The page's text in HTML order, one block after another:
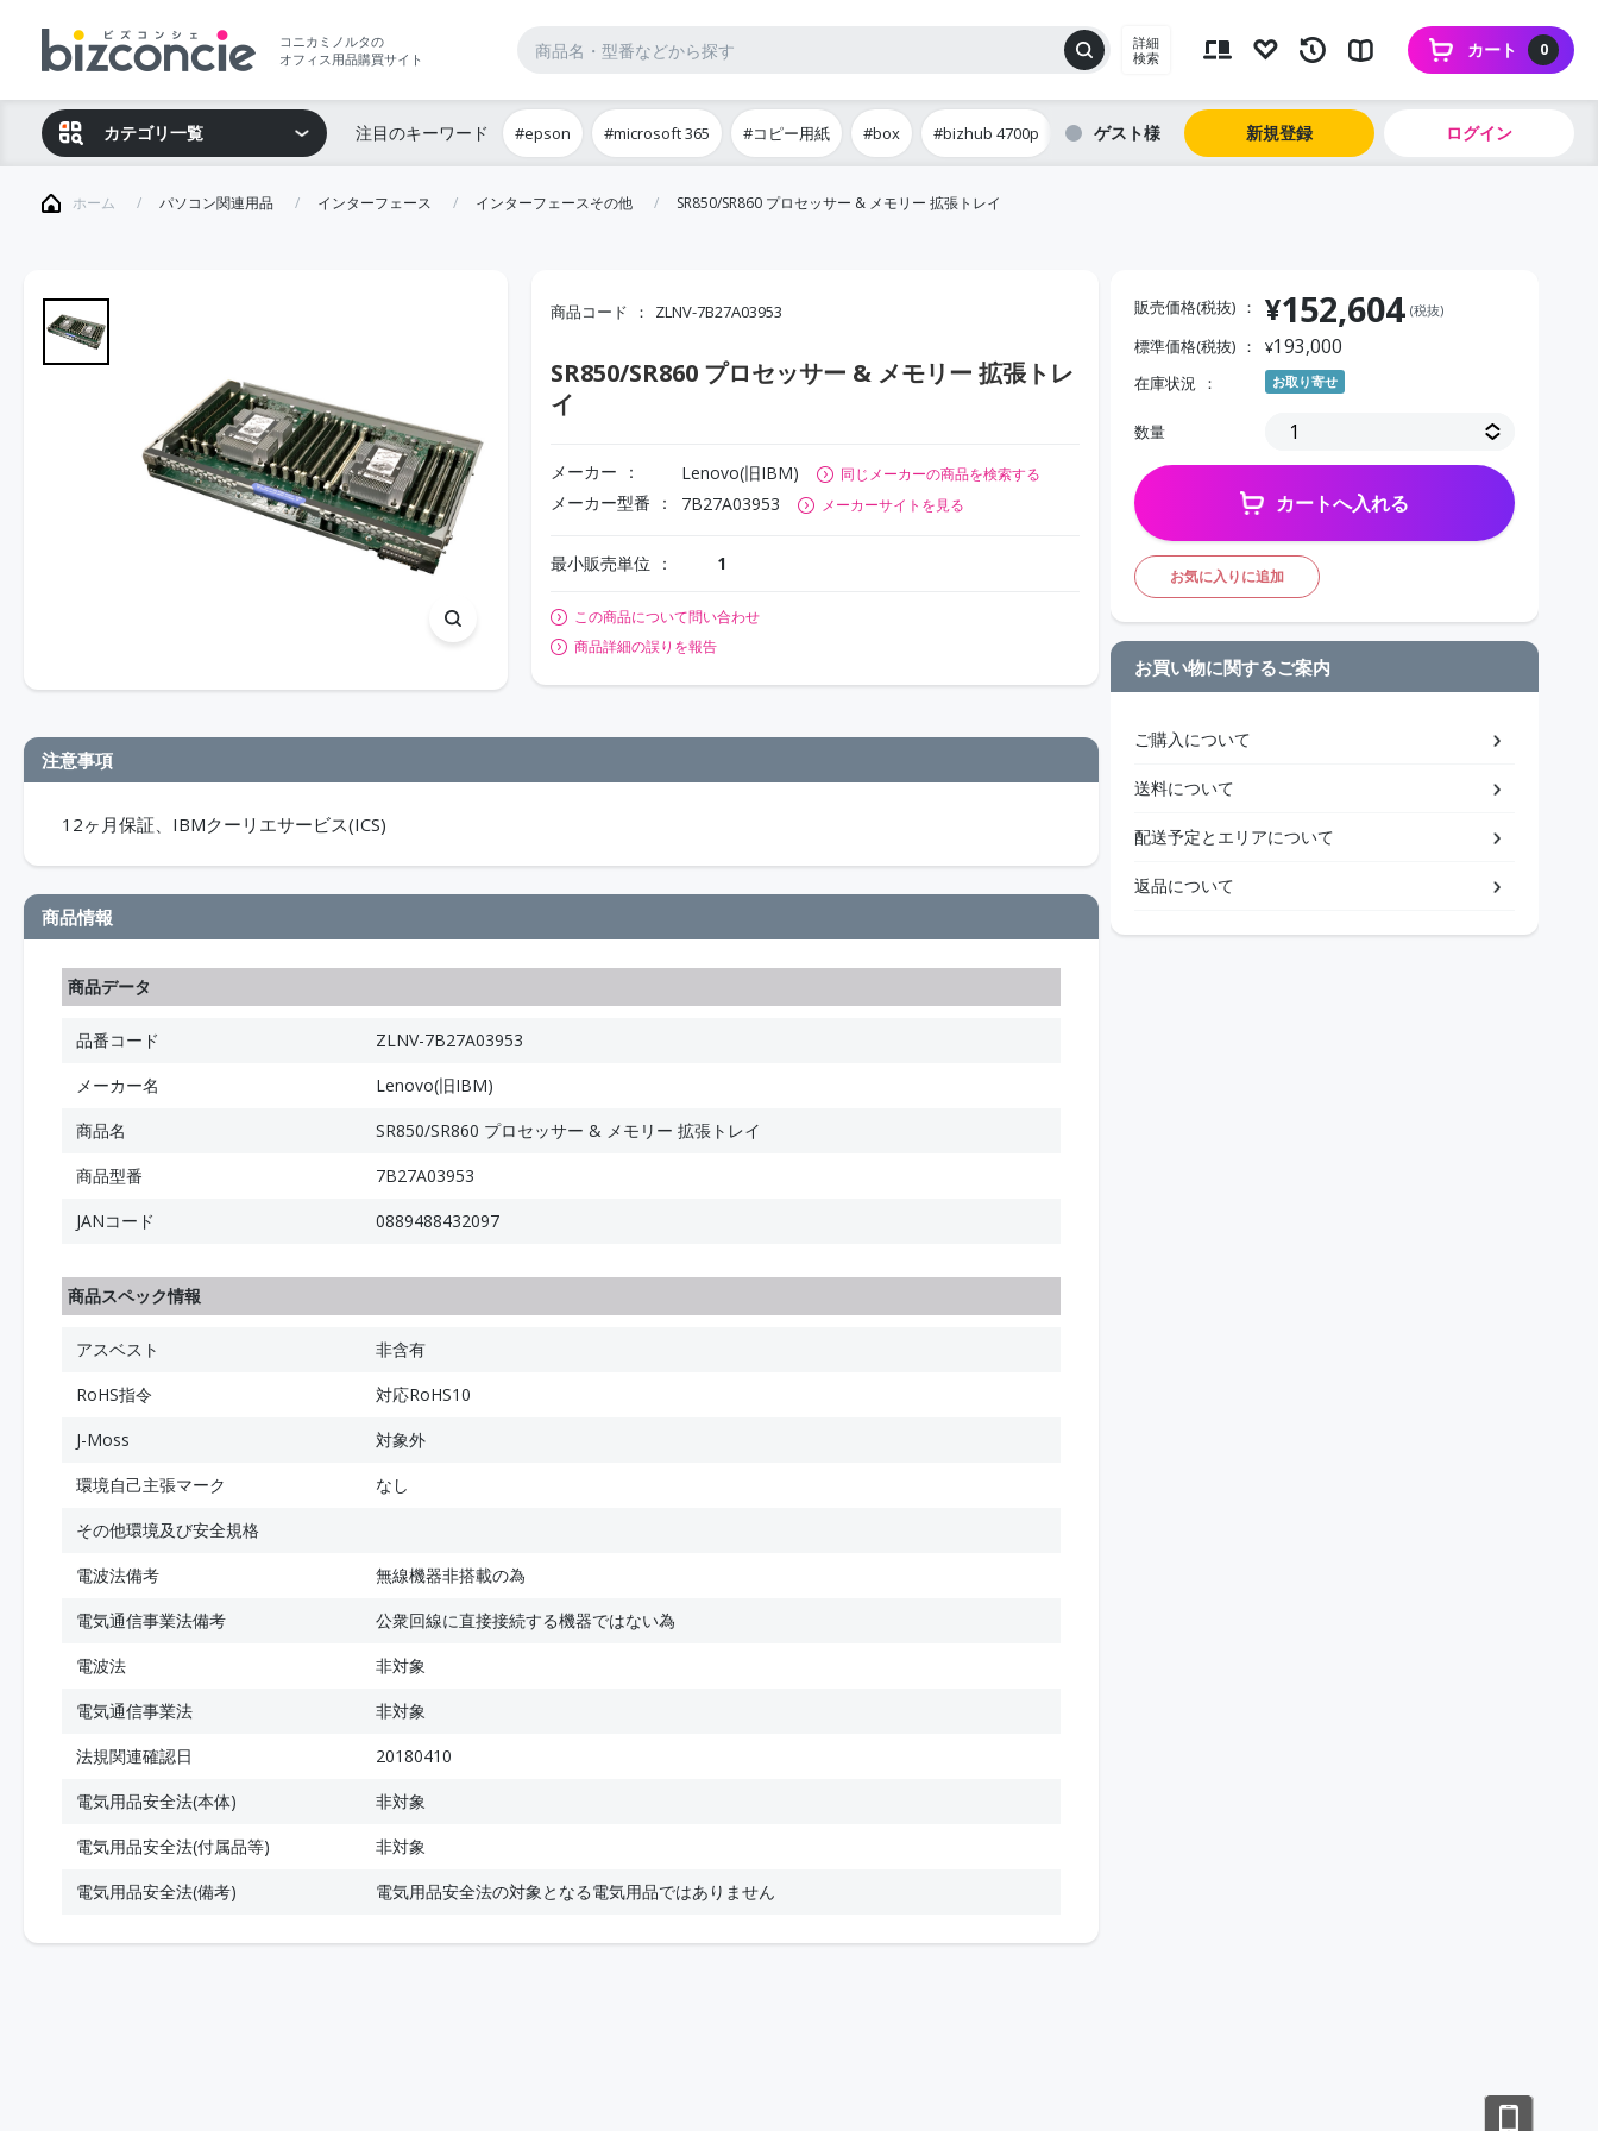
コニカミノルタの
オフィス用品購買サイト
詳細
検索
0
カート
カテゴリ一覧 注目のキーワード #epson #microsoft 365 #コピー用紙 #box #bizhub 4700p ゲスト 新規登録 ログイン
ホーム パソコン関連用品 インターフェース インターフェースその他 SR850/SR860 プロセッサー & メモリー 拡張トレイ
商品コード ZLNV-7B27A03953
SR850/SR860 プロセッサー & メモリー 拡張トレ
イ
メーカー Lenovo(旧IBM) 同じメーカーの商品を検索する
メーカー型番 7B27A03953 メーカーサイトを見る
最小販売単位 1
この商品について問い合わせ
商品詳細の誤りを報告
注意事項
12ヶ月保証、IBMクーリエサービス(ICS)
商品情報
商品データ
品番コード
ZLNV-7B27A03953
メーカー名
Lenovo(旧IBM)
商品名
SR850/SR860 プロセッサー & メモリー 拡張トレイ
商品型番
7B27A03953
JANコード
0889488432097
商品スペック情報
アスベスト
非含有
RoHS指令
対応RoHS10
J-Moss
対象外
環境自己主張マーク
なし
その他環境及び安全規格
電波法備考
無線機器非搭載の為
電気通信事業法備考
公衆回線に直接接続する機器ではない為
電波法
非対象
電気通信事業法
非対象
法規関連確認日
20180410
電気用品安全法(本体)
非対象
電気用品安全法(付属品等)
非対象
電気用品安全法(備考)
電気用品安全法の対象となる電気用品ではありません
販売価格(税抜) ¥152,604 (税抜)
標準価格(税抜) ¥193,000
在庫状況 お取り寄せ
数量
カートへ入れる
お気に入りに追加
お買い物に関するご案内
ご購入について
送料について
配送予定とエリアについて
返品について